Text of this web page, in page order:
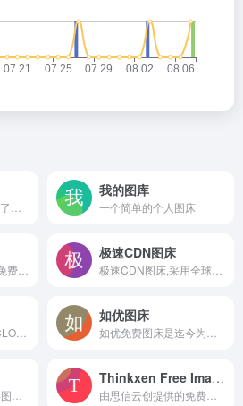
我的图库
一个简单的个人图床
极速CDN图床
如优图床
Thinkxen Free Image Hosting